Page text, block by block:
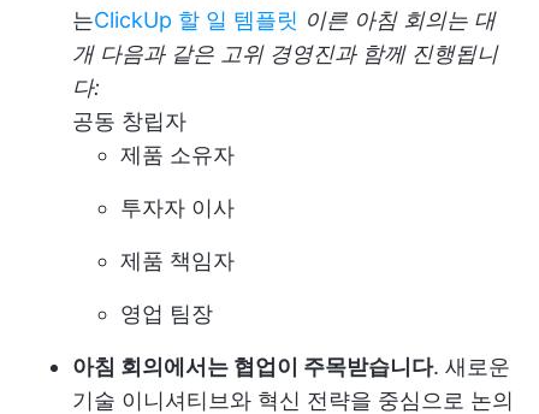
는ClickUp 할 일 템플릿 이른 아침 회의는 대
개 다음과 같은 고위 경영진과 함께 진행됩니
다:
공동 창립자
제품 소유자
투자자 이사
제품 책임자
영업 팀장
아침 회의에서는 협업이 주목받습니다. 새로운
기술 이니셔티브와 혁신 전략을 중심으로 논의